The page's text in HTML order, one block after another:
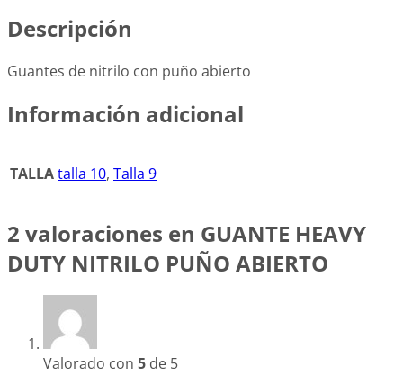
Descripción
Guantes de nitrilo con puño abierto
Información adicional
TALLAtalla 10, Talla 9
2 valoraciones en GUANTE HEAVY
DUTY NITRILO PUÑO ABIERTO
Valorado con 5 de 5